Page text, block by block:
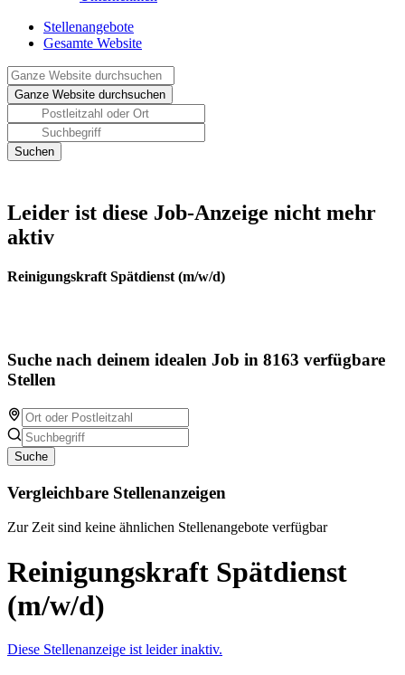
Stellenangebote
Gesamte Website
Leider ist diese Job-Anzeige nicht mehr
aktiv
Reinigungskraft Spätdienst (m/w/d)
Suche nach deinem idealen Job in 8163 verfügbare
Stellen
Suche
Vergleichbare Stellenanzeigen
Zur Zeit sind keine ähnlichen Stellenangebote verfügbar
Reinigungskraft Spätdienst
(m/w/d)
Diese Stellenanzeige ist leider inaktiv.